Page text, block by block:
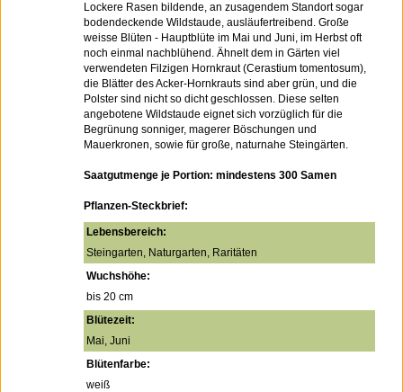
Lockere Rasen bildende, an zusagendem Standort sogar
bodendeckende Wildstaude, ausläufertreibend. Große
weisse Blüten - Hauptblüte im Mai und Juni, im Herbst oft
noch einmal nachblühend. Ähnelt dem in Gärten viel
verwendeten Filzigen Hornkraut (Cerastium tomentosum),
die Blätter des Acker-Hornkrauts sind aber grün, und die
Polster sind nicht so dicht geschlossen. Diese selten
angebotene Wildstaude eignet sich vorzüglich für die
Begrünung sonniger, magerer Böschungen und
Mauerkronen, sowie für große, naturnahe Steingärten.
Saatgutmenge je Portion: mindestens 300 Samen
Pflanzen-Steckbrief:
Lebensbereich:
Steingarten, Naturgarten, Raritäten
Wuchshöhe:
bis 20 cm
Blütezeit:
Mai, Juni
Blütenfarbe:
weiß